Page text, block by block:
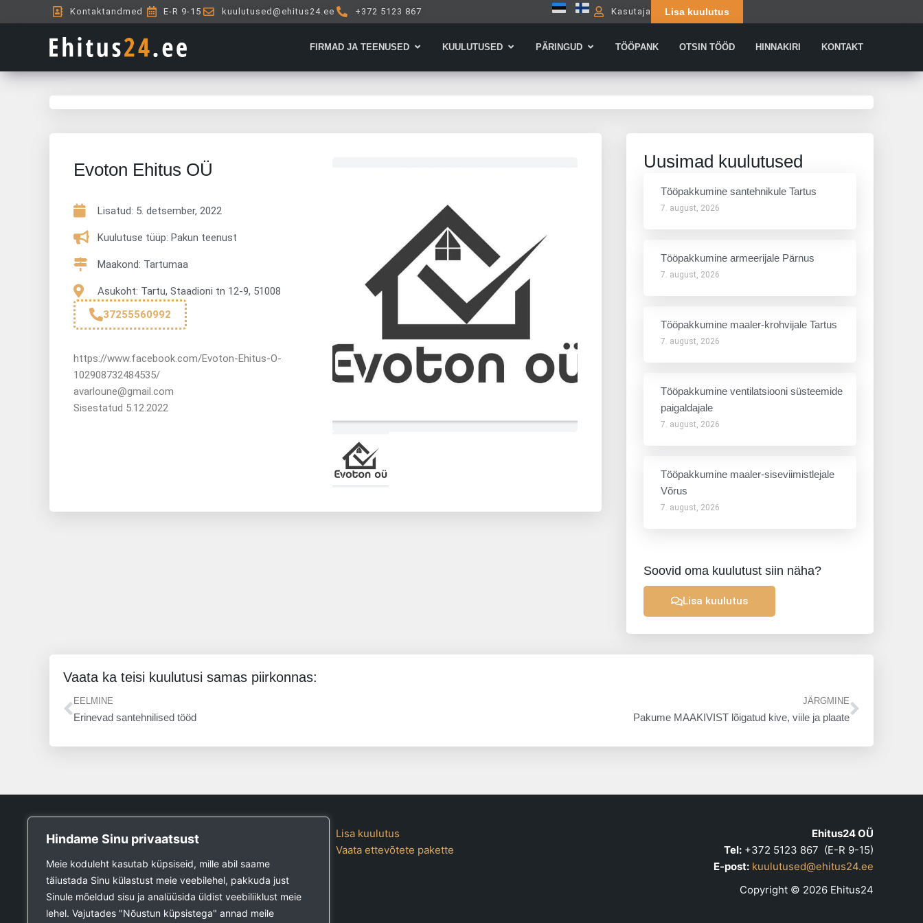
Hindame Sinu privaatsust
Meie koduleht kasutab küpsiseid, mille abil saame
täiustada Sinu külastust meie veebilehel, pakkuda just
Sinule mõeldud sisu ja analüüsida üldist veebiliiklust meie
lehel. Vajutades "Nõustun küpsistega" annad meile
to
Kontaktandmed E-R 9-15 kuulutused@ehitus24.ee +372 5123 867 Kasutaja Lisa kuulutus
FIRMAD JA TEENUSED Open Firmad ja teenused
KUULUTUSED Open Kuulutused
PÄRINGUD Open Päringud
TÖÖPANK OTSIN TÖÖD HINNAKIRI KONTAKT
Evoton Ehitus OÜ
Lisatud: 5. detsember, 2022
Kuulutuse tüüp: Pakun teenust
Maakond: Tartumaa
Asukoht: Tartu, Staadioni tn 12-9, 51008
37255560992
https://www.facebook.com/Evoton-Ehitus-O-
102908732484535/
avarloune@gmail.com
Sisestatud 5.12.2022
Uusimad kuulutused
Tööpakkumine santehnikule Tartus
7. august, 2026
Tööpakkumine armeerijale Pärnus
7. august, 2026
Tööpakkumine maaler-krohvijale Tartus
7. august, 2026
Tööpakkumine ventilatsiooni süsteemide
paigaldajale
7. august, 2026
Tööpakkumine maaler-siseviimistlejale
Võrus
7. august, 2026
Soovid oma kuulutust siin näha?
Lisa kuulutus
Vaata ka teisi kuulutusi samas piirkonnas:
Prev
EELMINE
Erinevad santehnilised tööd
JÄRGMINE
Pakume MAAKIVIST lõigatud kive, viile ja plaate
Tööpank
Kuulutused
Firmad ja teenused
Ehitustööde päring
Ehitusmaterjali päring
Lisa kuulutus
Vaata ettevõtete pakette
Ehitus24 OÜ
Tel:+372 5123 867 (E-R 9-15)
E-post: kuulutused@ehitus24.ee
Copyright © 2026 Ehitus24